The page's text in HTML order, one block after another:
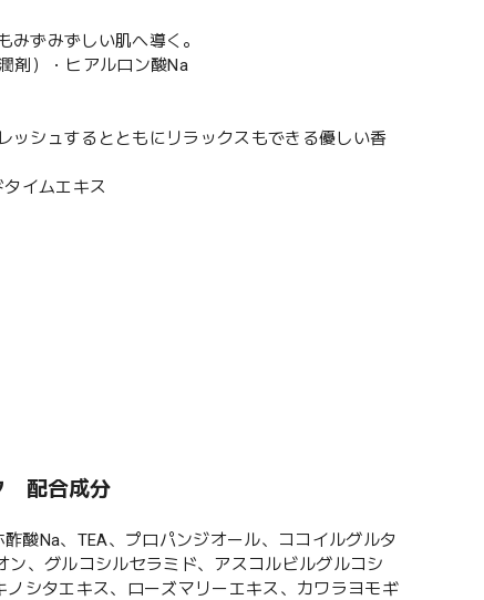
ずみずしい肌へ導く。
剤）・ヒアルロン酸Na
ッシュするとともにリラックスもできる優しい香
イムエキス
配合成分
酸Na、TEA、プロパンジオール、ココイルグルタ
、グルコシルセラミド、アスコルビルグルコシ
シタエキス、ローズマリーエキス、カワラヨモギ